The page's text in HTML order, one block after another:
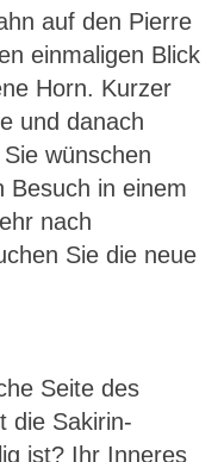
auf den Pierre
einmaligen Blick
Horn. Kurzer
und danach
wünschen
Besuch in einem
nach
Sie die neue
Seite des
die Sakirin-
ist? Ihr Inneres